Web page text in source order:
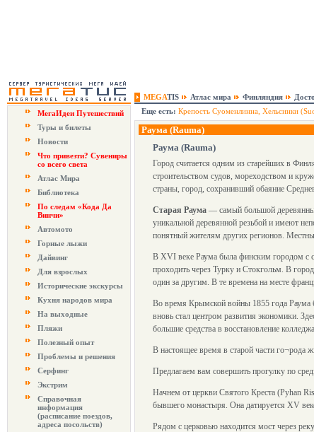
MEGATIS Атлас мира Финляндия
МегаИдеи Путешествий
Туры и билеты
Новости
Что привезти? Сувениры
со всего света
Атлас Мира
Библиотека
По следам «Кода Да
Винчи»
Автомото
Горные лыжи
Дайвинг
Для взрослых
Исторические экскурсы
Кухня народов мира
На выходные
Пляжи
Полезный опыт
Проблемы и решения
Серфинг
Экстрим
Справочная
информация
(расписание поездов,
адреса посольств)
Еще есть: Крепость Суоменлинна, Хельсинки
Раума (Rauma)
Раума (Rauma)
Город считается одним из старейших в
строительством судов, мореходством и
страны, город, сохранивший обаяние
Старая Раума — самый большой
уникальной деревянной резьбой и имеют
понятный жителям других регионов.
В XVI веке Раума была финским городом с
проходить через Турку и Стокгольм. В
один за другим. В те времена на месте
Во время Крымской войны 1855 года Раума
вновь стал центром развития экономики.
большие средства в восстановление
В настоящее время в старой части
Предлагаем вам совершить прогулку по
Начнем от церкви Святого Креста (Руhan
бывшего монастыря. Она датируется XV
Рядом с церковью находится мост через